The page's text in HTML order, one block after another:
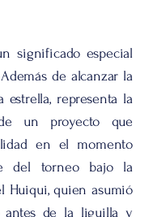
significado especial
de alcanzar la
estrella, representa la
un proyecto que
en el momento
del torneo bajo la
Huiqui, quien asumió
antes de la liguilla y